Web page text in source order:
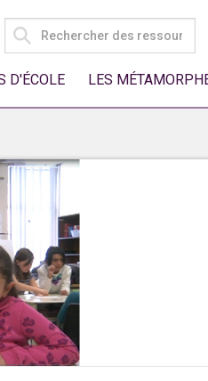
SEARCH
FOR:
D'ÉCOLE LES